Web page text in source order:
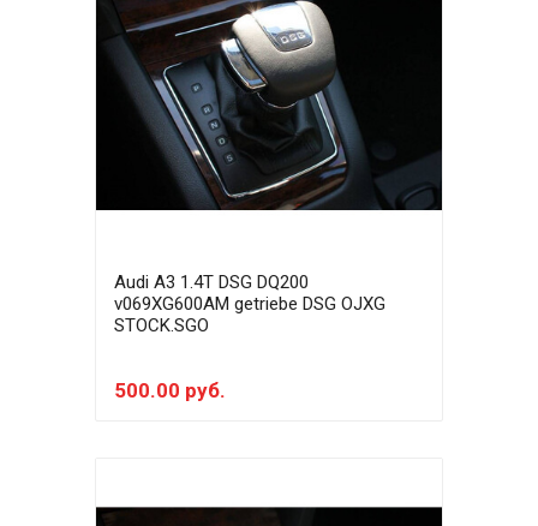
Audi A3 1.4T DSG DQ200
v069XG600AM getriebe DSG OJXG
STOCK.SGO
500.00 руб.